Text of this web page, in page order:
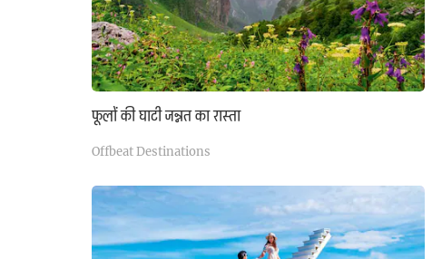
फूलों की घाटी जन्नत का रास्ता
Offbeat Destinations